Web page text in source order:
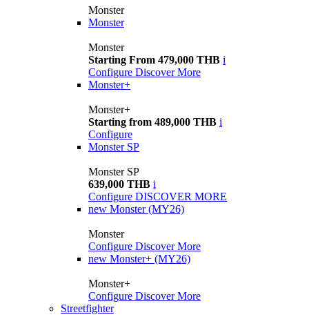
Monster
Monster
Monster
Starting From 479,000 THB i
Configure Discover More
Monster+
Monster+
Starting from 489,000 THB i
Configure
Monster SP
Monster SP
639,000 THB i
Configure DISCOVER MORE
new Monster (MY26)
Monster
Configure Discover More
new Monster+ (MY26)
Monster+
Configure Discover More
Streetfighter